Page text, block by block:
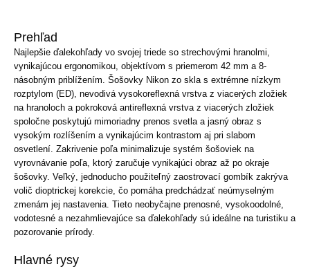
Prehľad
Najlepšie ďalekohľady vo svojej triede so strechovými hranolmi,
vynikajúcou ergonomikou, objektívom s priemerom 42 mm a 8-
násobným priblížením. Šošovky Nikon zo skla s extrémne nízkym
rozptylom (ED), nevodivá vysokoreflexná vrstva z viacerých zložiek
na hranoloch a pokroková antireflexná vrstva z viacerých zložiek
spoločne poskytujú mimoriadny prenos svetla a jasný obraz s
vysokým rozlíšením a vynikajúcim kontrastom aj pri slabom
osvetlení. Zakrivenie poľa minimalizuje systém šošoviek na
vyrovnávanie poľa, ktorý zaručuje vynikajúci obraz až po okraje
šošovky. Veľký, jednoducho použiteľný zaostrovací gombík zakrýva
volič dioptrickej korekcie, čo pomáha predchádzať neúmyselným
zmenám jej nastavenia. Tieto neobyčajne prenosné, vysokoodolné,
vodotesné a nezahmlievajúce sa ďalekohľady sú ideálne na turistiku a
pozorovanie prírody.
Hlavné rysy